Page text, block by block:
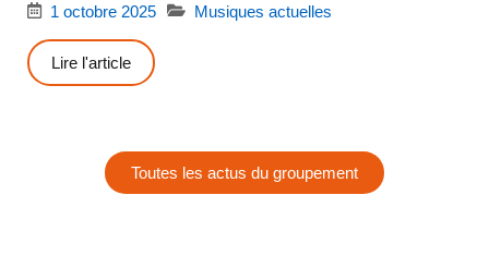
1 octobre 2025 Musiques actuelles
Lire l'article
Toutes les actus du groupement